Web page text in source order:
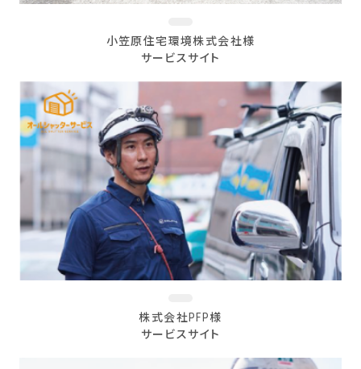
小笠原住宅環境株式会社様
サービスサイト
株式会社PFP様
サービスサイト